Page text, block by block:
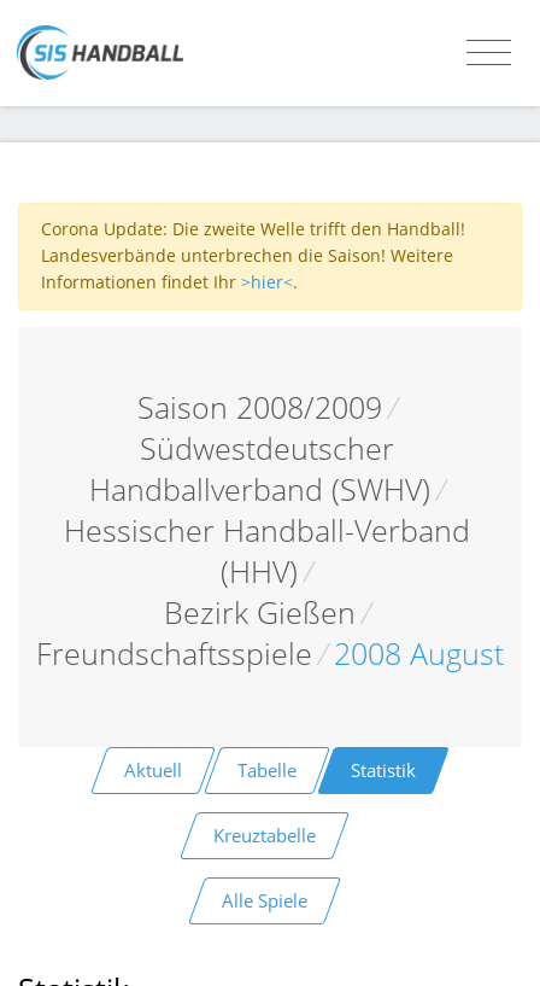
Corona Update: Die zweite Welle trifft den Handball!
Landesverbände unterbrechen die Saison! Weitere
Informationen findet Ihr >hier<.
Saison 2008/2009/
Südwestdeutscher
Handballverband (SWHV)/
Hessischer Handball-Verband
(HHV)/
Bezirk Gießen/
Freundschaftsspiele/2008 August
Aktuell Tabelle Statistik
Kreuztabelle
Alle Spiele